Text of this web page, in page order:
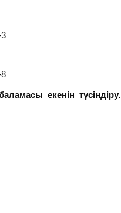
екенін түсіндіру.